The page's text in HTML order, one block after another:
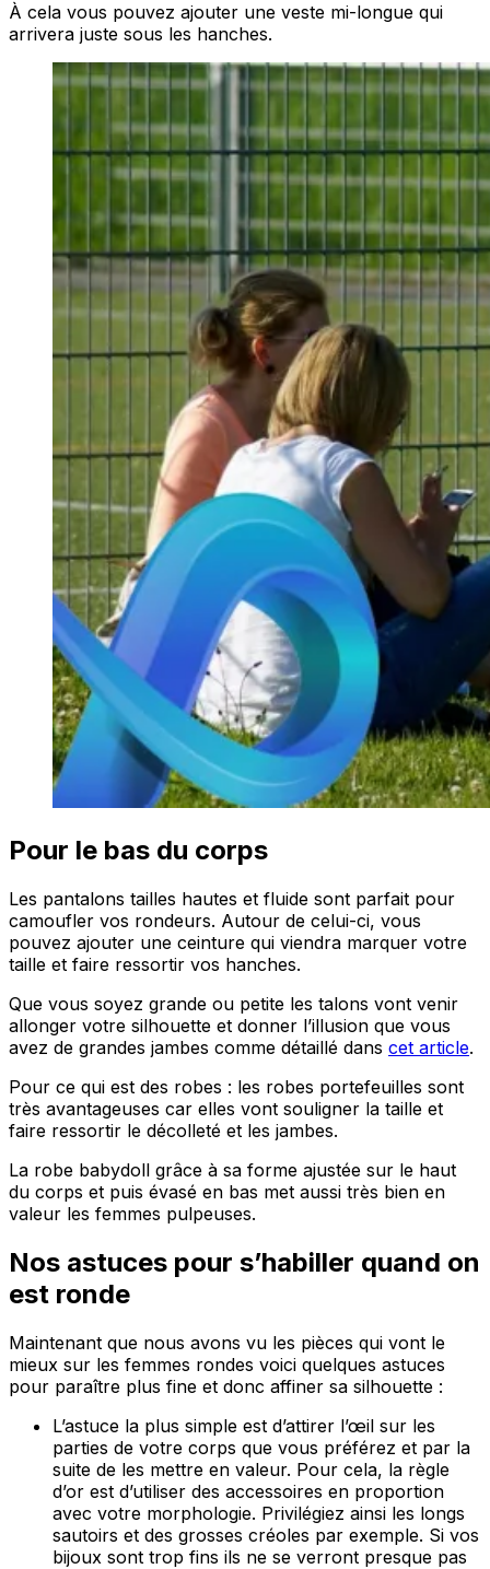
À cela vous pouvez ajouter une veste mi-longue qui
arrivera juste sous les hanches.
Pour le bas du corps
Les pantalons tailles hautes et fluide sont parfait pour
camoufler vos rondeurs. Autour de celui-ci, vous
pouvez ajouter une ceinture qui viendra marquer votre
taille et faire ressortir vos hanches.
Que vous soyez grande ou petite les talons vont venir
allonger votre silhouette et donner l’illusion que vous
avez de grandes jambes comme détaillé dans cet article.
Pour ce qui est des robes : les robes portefeuilles sont
très avantageuses car elles vont souligner la taille et
faire ressortir le décolleté et les jambes.
La robe babydoll grâce à sa forme ajustée sur le haut
du corps et puis évasé en bas met aussi très bien en
valeur les femmes pulpeuses.
Nos astuces pour s’habiller quand on
est ronde
Maintenant que nous avons vu les pièces qui vont le
mieux sur les femmes rondes voici quelques astuces
pour paraître plus fine et donc affiner sa silhouette :
L’astuce la plus simple est d’attirer l’œil sur les
parties de votre corps que vous préférez et par la
suite de les mettre en valeur. Pour cela, la règle
d’or est d’utiliser des accessoires en proportion
avec votre morphologie. Privilégiez ainsi les longs
sautoirs et des grosses créoles par exemple. Si vos
bijoux sont trop fins ils ne se verront presque pas